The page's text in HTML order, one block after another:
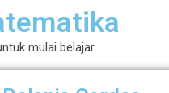
mulai belajar :